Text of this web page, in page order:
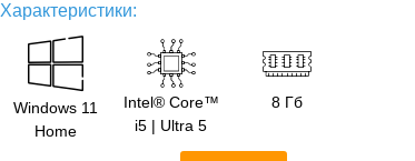
Характеристики:
Windows 11
Home
Intel® Core™
i5 | Ultra 5
8 Гб